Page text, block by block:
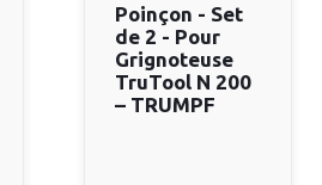
Poinçon - Set
de 2 - Pour
Grignoteuse
TruTool N 200
– TRUMPF